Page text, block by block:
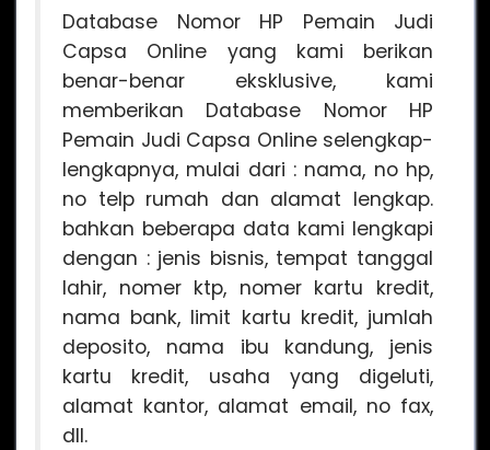
Database Nomor HP Pemain Judi
Capsa Online yang kami berikan
benar-benar eksklusive, kami
memberikan Database Nomor HP
Pemain Judi Capsa Online selengkap-
lengkapnya, mulai dari : nama, no hp,
no telp rumah dan alamat lengkap.
bahkan beberapa data kami lengkapi
dengan : jenis bisnis, tempat tanggal
lahir, nomer ktp, nomer kartu kredit,
nama bank, limit kartu kredit, jumlah
deposito, nama ibu kandung, jenis
kartu kredit, usaha yang digeluti,
alamat kantor, alamat email, no fax,
dll.